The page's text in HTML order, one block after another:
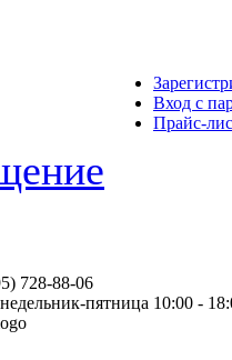
Вход с
Прайс-
728-88-06
пятница 10:00 -